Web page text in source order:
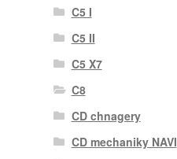
C5 I
C5 II
C5 X7
C8
CD chnagery
CD mechaniky NAVI